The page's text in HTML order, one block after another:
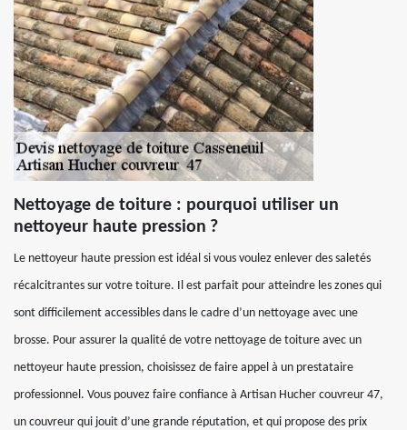
Nettoyage de toiture : pourquoi utiliser un
nettoyeur haute pression ?
Le nettoyeur haute pression est idéal si vous voulez enlever des saletés
récalcitrantes sur votre toiture. Il est parfait pour atteindre les zones qui
sont difficilement accessibles dans le cadre d’un nettoyage avec une
brosse. Pour assurer la qualité de votre nettoyage de toiture avec un
nettoyeur haute pression, choisissez de faire appel à un prestataire
professionnel. Vous pouvez faire confiance à Artisan Hucher couvreur 47,
un couvreur qui jouit d’une grande réputation, et qui propose des prix